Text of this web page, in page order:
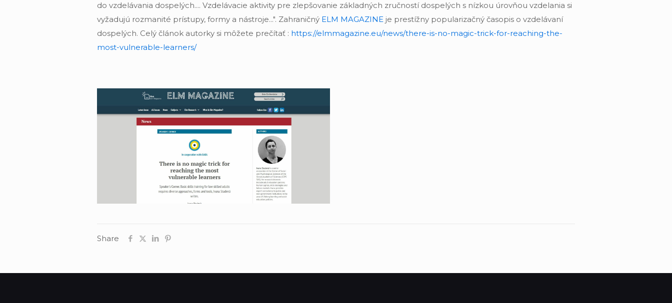
do vzdelávania dospelých.... Vzdelávacie aktivity pre zlepšovanie základných zručností dospelých s nízkou úrovňou vzdelania si
vyžadujú rozmanité prístupy, formy a nástroje...". Zahraničný ELM MAGAZINE je prestížny popularizačný časopis o vzdelávaní
dospelých. Celý článok autorky si môžete prečítať : https://elmmagazine.eu/news/there-is-no-magic-trick-for-reaching-the-
most-vulnerable-learners/
Share